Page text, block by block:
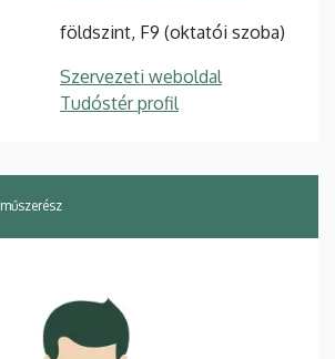
földszint, F9 (oktatói szoba)
Szervezeti weboldal
Tudóstér profil
műszerész